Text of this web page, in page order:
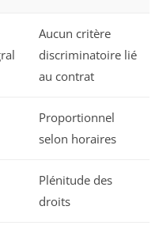
Aucun critère
discriminatoire lié
au contrat
Proportionnel
selon horaires
Plénitude des
droits